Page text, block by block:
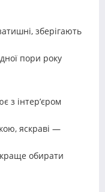
зберігають
пори року
з інтер’єром
яскраві —
краще обирати